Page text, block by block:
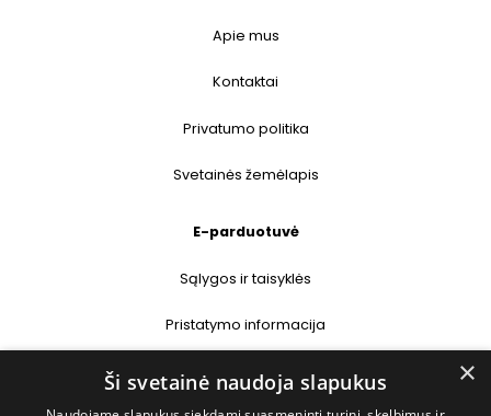
Apie mus
Kontaktai
Privatumo politika
Svetainės žemėlapis
E-parduotuvė
Sąlygos ir taisyklės
Pristatymo informacija
Prekių grąžinimas ×
Ši svetainė naudoja slapukus